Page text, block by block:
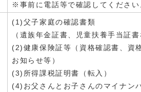
※事前に電話等で確認してください
(1)父子家庭の確認書類
（遺族年金証書、児童扶養手当証書
(2)健康保険証等（資格確認書、資
お知らせ等）
(3)所得課税証明書（転入）
(4)お父さんとお子さんのマイナン